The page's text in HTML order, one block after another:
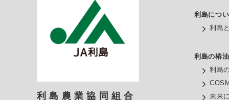
利 島 農 業 協 同 組 合
利島につ
利島
利島の椿油
利島
未来